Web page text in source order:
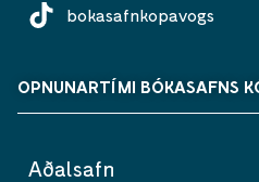
bokasafnkopavogs
OPNUNARTÍMI BÓKASAFNS
Aðalsafn